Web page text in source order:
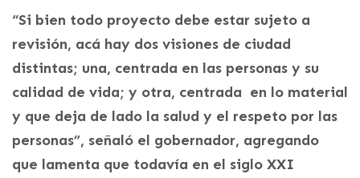
“Si bien todo proyecto debe estar sujeto a
revisión, acá hay dos visiones de ciudad
distintas; una, centrada en las personas y su
calidad de vida; y otra, centrada en lo material
y que deja de lado la salud y el respeto por las
personas”, señaló el gobernador, agregando
que lamenta que todavía en el siglo XXI